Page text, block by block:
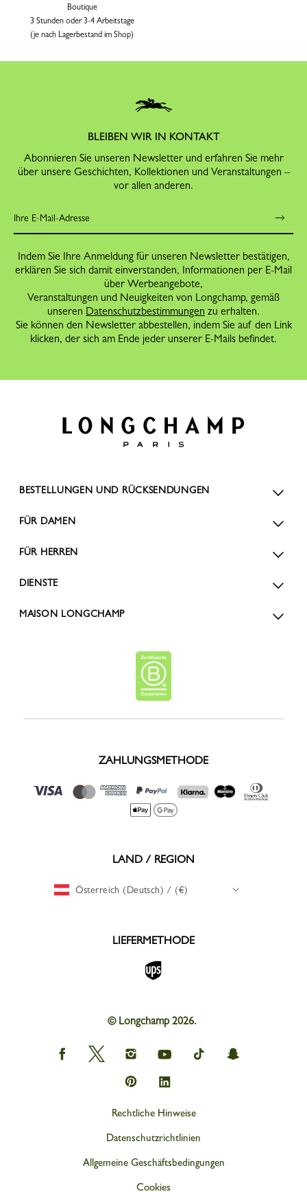
Boutique
3 Stunden oder 3-4 Arbeitstage
(je nach Lagerbestand im Shop)
BLEIBEN WIR IN KONTAKT
Abonnieren Sie unseren Newsletter und erfahren Sie mehr
über unsere Geschichten, Kollektionen und Veranstaltungen –
vor allen anderen.
Indem Sie Ihre Anmeldung für unseren Newsletter bestätigen,
erklären Sie sich damit einverstanden, Informationen per E-Mail
über Werbeangebote,
Veranstaltungen und Neuigkeiten von Longchamp, gemäß
unseren Datenschutzbestimmungen zu erhalten.
Sie können den Newsletter abbestellen, indem Sie auf den Link
klicken, der sich am Ende jeder unserer E-Mails befindet.
BESTELLUNGEN UND RÜCKSENDUNGEN
FÜR DAMEN
FÜR HERREN
DIENSTE
MAISON LONGCHAMP
ZAHLUNGSMETHODE
LAND / REGION
Österreich (Deutsch) / (€)
LIEFERMETHODE
© Longchamp 2026.
Longchamp
on
Longchamp
on
Longchamp
on
Instagram
Longchamp
on
youtube
Longchamp
on
Longchamp
on
Longchamp
on
Longchamp
on
Rechtliche Hinweise
Datenschutzrichtlinien
Allgemeine Geschäftsbedingungen
Cookies